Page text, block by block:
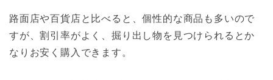
路面店や百貨店と比べると、個性的な商品も多いので
すが、割引率がよく、掘り出し物を見つけられるとか
なりお安く購入できます。